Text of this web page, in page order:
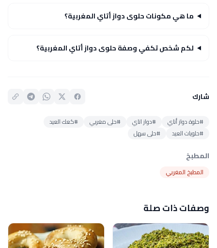
ما هي مكونات حلوى دواز أتاي المغربية؟
لكم شخص تكفي وصفة حلوى دواز أتاي المغربية؟
شارك
#حلوة دواز أتاي #دواز اتاي #حلى مغربي
#كعك العيد
#حلويات العيد
#حلى سهل
المطبخ
المطبخ المغربي
وصفات ذات صلة